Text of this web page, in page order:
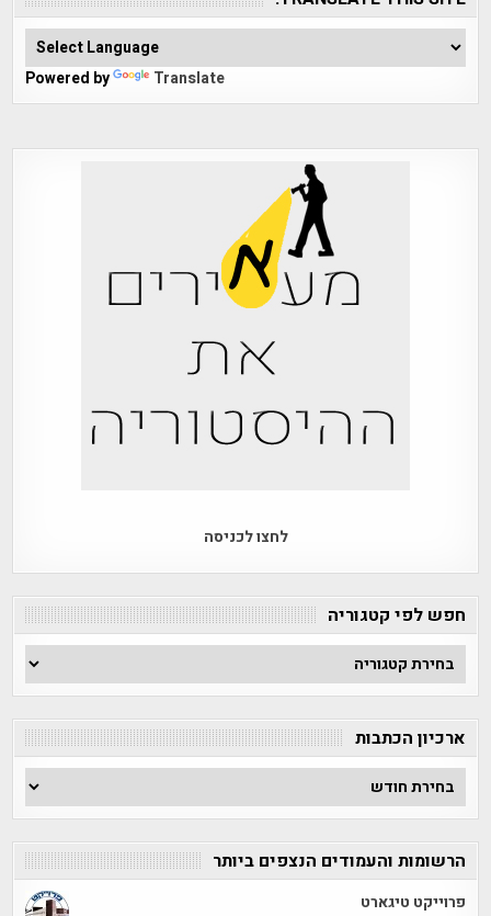
Powered by Translate
לחצו לכניסה
חפש לפי קטגוריה
חפש
לפי
ארכיון הכתבות
ארכיון
הכתבות
הרשומות והעמודים הנצפים ביותר
פרוייקט טיגארט